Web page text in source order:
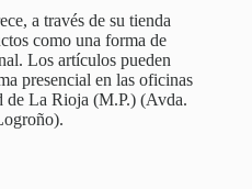
a través de su tienda
como una forma de
Los artículos pueden
presencial en las oficinas
de La Rioja (M.P.) (Avda.